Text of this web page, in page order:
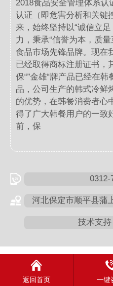
2018食品安全管理体系
认证（即危害分析和关键
来，始终坚持以“诚信立
力，秉承“信誉为本，质
食品市场先锋品牌。现在
已经取得商标注册证书，
保“”金雄“牌产品已经在
品，公司生产的韩式冷鲜
的优势，在韩餐消费者心
得了广大韩餐用户的一致
前，保
0312-
河北保定市顺平县蒲
技术支
返回首页 一键